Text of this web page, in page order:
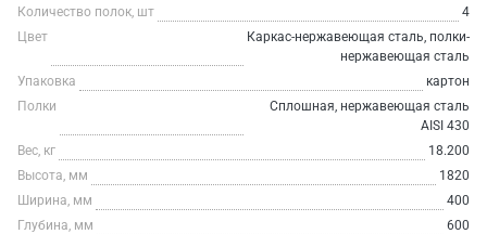
Количество полок, шт
4
Цвет
Каркас-нержавеющая сталь, полки-
нержавеющая сталь
Упаковка
картон
Полки
Сплошная, нержавеющая сталь
AISI 430
Вес, кг
18.200
Высота, мм
1820
Ширина, мм
400
Глубина, мм
600